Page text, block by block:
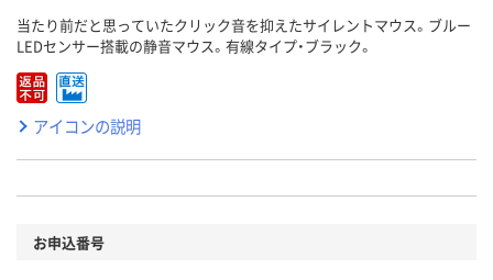
当たり前だと思っていたクリック音を抑えたサイレントマウス。ブルー
LEDセンサー搭載の静音マウス。有線タイプ・ブラック。
アイコンの説明
お申込番号